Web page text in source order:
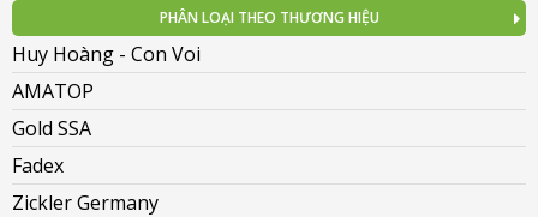
PHÂN LOẠI THEO THƯƠNG HIỆU
Huy Hoàng - Con Voi
AMATOP
Gold SSA
Fadex
Zickler Germany